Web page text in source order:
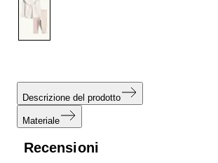
Descrizione del prodotto
Materiale
Recensioni